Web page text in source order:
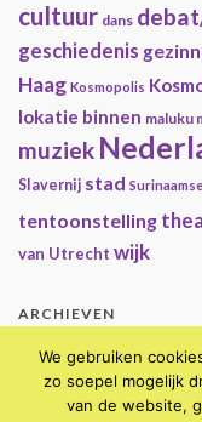
cultuur dans
geschiedenis
Haag Kosmopolis
lokatie binnen maluku
muziek
Slavernij stad
tentoonstelling
van Utrecht wijk
ARCHIEVEN
Archieven
We gebruiken
zo soepel mogelijk
van de website,